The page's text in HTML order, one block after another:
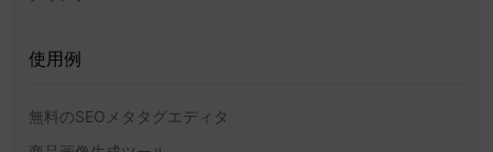
使用例
無料のSEOメタタグエディタ